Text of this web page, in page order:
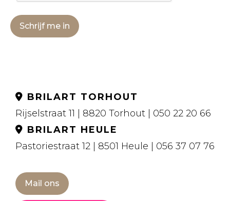
Schrijf me in
BRILART TORHOUT
Rijselstraat 11 | 8820 Torhout | 050 22 20 66
BRILART HEULE
Pastoriestraat 12 | 8501 Heule | 056 37 07 76
Mail ons